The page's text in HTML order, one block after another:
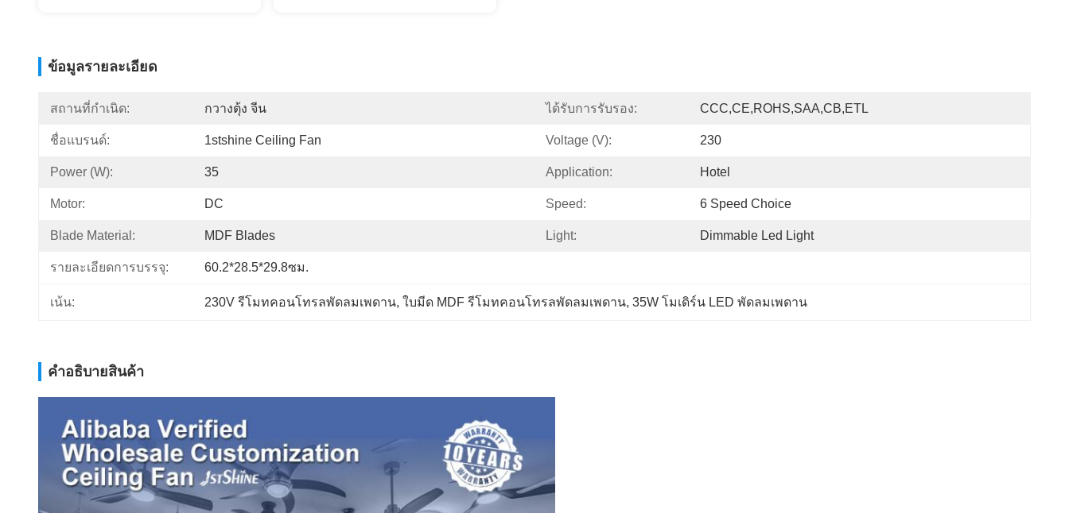
ข้อมูลรายละเอียด
สถานที่กำเนิด: กวางตุ้ง จีน ได้รับการรับรอง: CCC,CE,ROHS,SAA,CB,ETL
ชื่อแบรนด์: 1stshine Ceiling Fan Voltage (V): 230
Power (W): 35 Application: Hotel
Motor: DC Speed: 6 Speed Choice
Blade Material: MDF Blades Light: Dimmable Led Light
รายละเอียดการบรรจุ: 60.2*28.5*29.8ซม.
เน้น: 230V รีโมทคอนโทรลพัดลมเพดาน, ใบมีด MDF รีโมทคอนโทรลพัดลมเพดาน, 35W โมเดิร์น LED พัดลมเพดาน
คําอธิบายสินค้า